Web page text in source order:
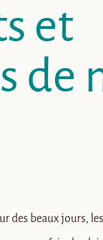
et
de
des beaux jours,